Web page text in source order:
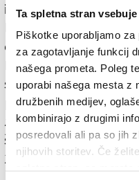
Ta spletna stran
Piškotke uporabljamo
za zagotavljanje funkcij
našega prometa. Poleg
uporabi našega mesta z
družbenih medijev,
kombinirajo z drugimi
posredovali ali pa so jih
njihovih storitev. Če
igrala v mladinskih
let, domenjeno pa je
člansko ekipo Reyerja
Naposled se je nekaj
sem v zadnjih mesecih
poudarja Turelova, ki
zbirnega treninga
štiriindvajseterico
17. in 25. avgustom v